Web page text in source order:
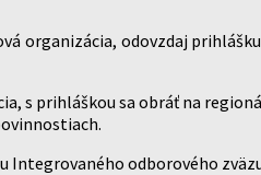
organizácia, odovzdaj
s prihláškou sa obráť na
Integrovaného odborového